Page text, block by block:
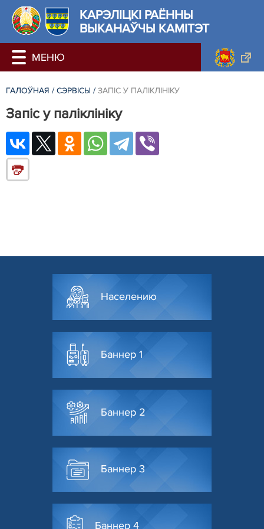
КАРЭЛIЦКI РАЁННЫ
ВЫКАНАЎЧЫ КАМІТЭТ
ГАЛОЎНАЯ / СЭРВІСЫ / ЗАПІС У ПАЛІКЛІНІКУ
Запіс у паліклініку
Населению
Баннер 1
Баннер 2
Баннер 3
Баннер 4